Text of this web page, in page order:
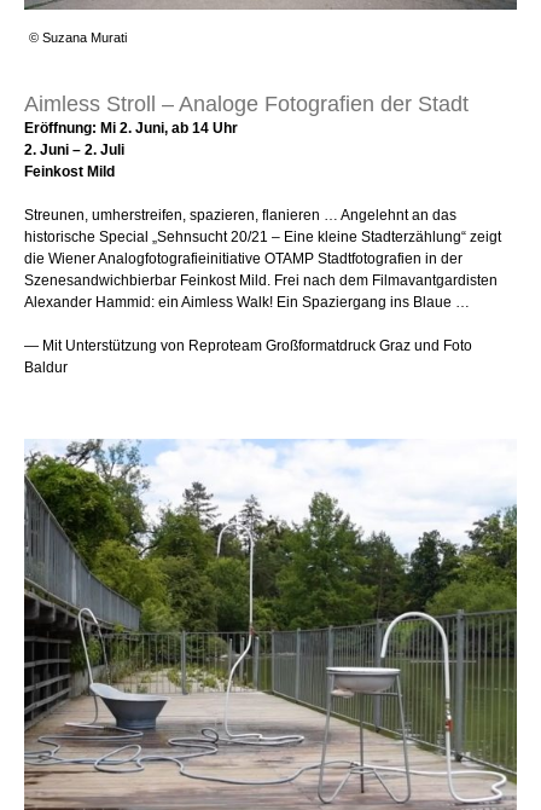
© Suzana Murati
Aimless Stroll – Analoge Fotografien der Stadt
Eröffnung: Mi 2. Juni, ab 14 Uhr
2. Juni – 2. Juli
Feinkost Mild
Streunen, umherstreifen, spazieren, flanieren … Angelehnt an das
historische Special „Sehnsucht 20/21 – Eine kleine Stadterzählung“ zeigt
die Wiener Analogfotografieinitiative OTAMP Stadtfotografien in der
Szenesandwichbierbar Feinkost Mild. Frei nach dem Filmavantgardisten
Alexander Hammid: ein Aimless Walk! Ein Spaziergang ins Blaue …
— Mit Unterstützung von Reproteam Großformatdruck Graz und Foto
Baldur